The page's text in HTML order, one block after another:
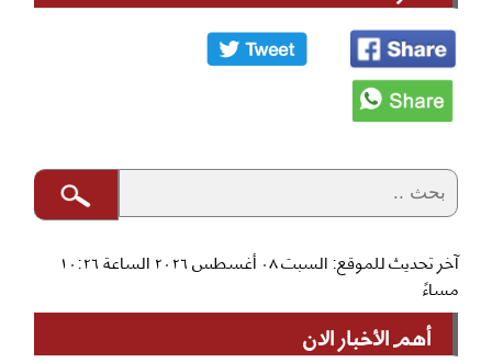
آخر تحديث للموقع: السبت ٠٨ أغسطس ٢٠٢٦ الساعة ١٠:٢٦
مساءً
أهم الأخبار الان